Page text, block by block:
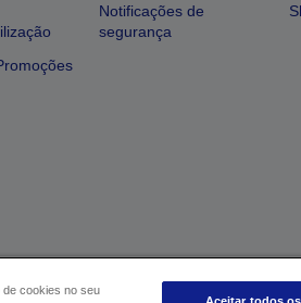
Notificações de
segurança
cookies no seu